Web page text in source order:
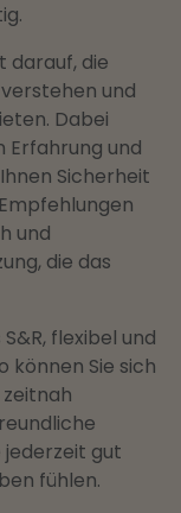
darauf, die
und
Dabei
Erfahrung und
Sicherheit
und
die das
flexibel und
können Sie sich
jederzeit gut
fühlen.